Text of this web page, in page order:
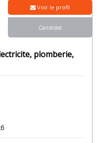
plomberie,
Voir le profil
Candidat